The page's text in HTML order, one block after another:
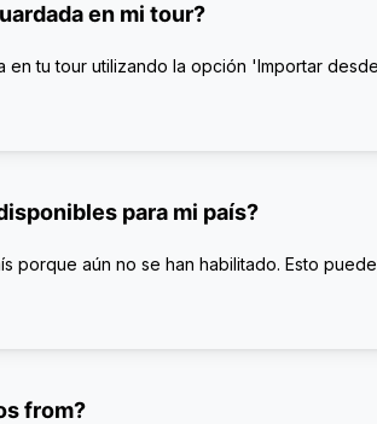
en mi tour?
tu tour utilizando la opción 'Importar
para mi país?
porque aún no se han habilitado. Esto
from?